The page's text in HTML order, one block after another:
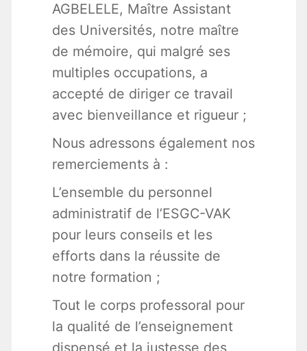
AGBELELE, Maître Assistant
des Universités, notre maître
de mémoire, qui malgré ses
multiples occupations, a
accepté de diriger ce travail
avec bienveillance et rigueur ;
Nous adressons également nos
remerciements à :
L’ensemble du personnel
administratif de l’ESGC-VAK
pour leurs conseils et les
efforts dans la réussite de
notre formation ;
Tout le corps professoral pour
la qualité de l’enseignement
dispensé et la justesse des